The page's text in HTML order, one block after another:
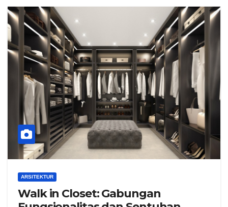
ARSITEKTUR
Walk in Closet: Gabungan